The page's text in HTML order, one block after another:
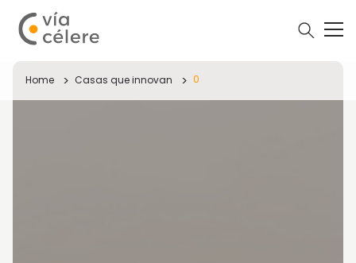
Home Casas que innovan 0